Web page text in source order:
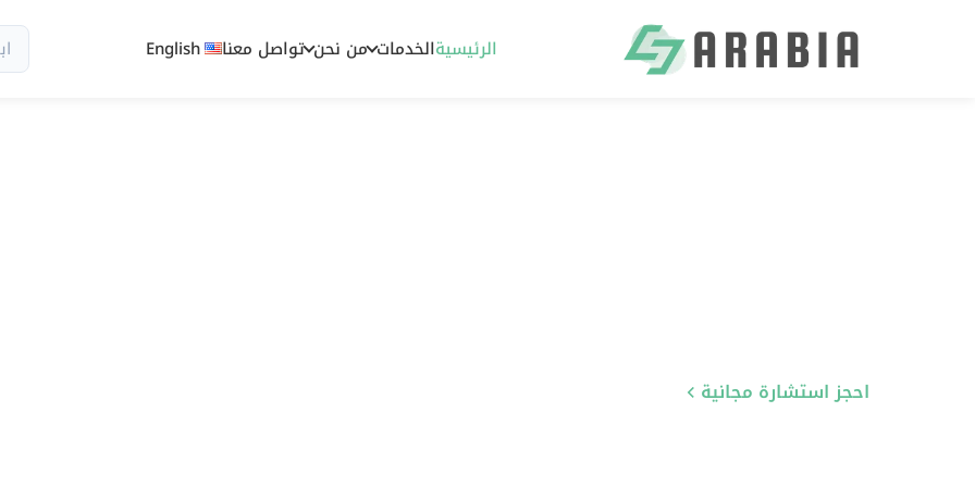
الرئيسيةالخدمات من نحن تواصل معنا English
احجز استشارة مجانية